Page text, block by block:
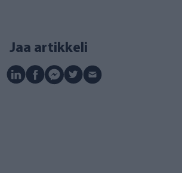
Jaa artikkeli